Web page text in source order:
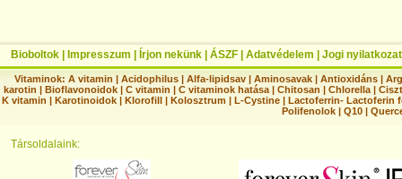
Bioboltok Impresszum Írjon nekünk ÁSZF Adatvédelem Jogi nyilatkozat
Vitaminok: A vitamin |Acidophilus |Alfa-lipidsav |Aminosavak |Antioxidáns |
karotin | Bioflavonoidok | C vitamin | C vitaminok hatása | Chitosan | Chlorella |
K vitamin | Karotinoidok | Klorofill | Kolosztrum | L-Cystine | Lactoferrin- Lactoferin
Polifenolok |Q10 |
Társoldalaink: